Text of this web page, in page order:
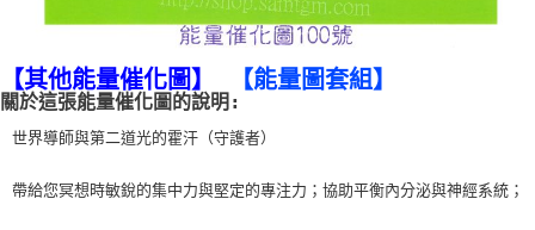
【其他能量催化圖】 【能量圖套組】
關於這張能量催化圖的說明:
世界導師與第二道光的霍汗（守護者）
帶給您冥想時敏銳的集中力與堅定的專注力；協助平衡內分泌與神經系統；